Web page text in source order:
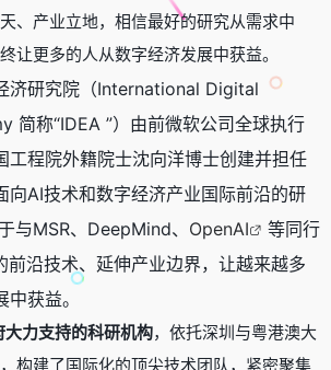
、产业立地，相信最好的研究从需求中
让更多的人从数字经济发展中获益。
济研究院（International Digital
简称“IDEA ”）由前微软公司全球执行
工程院外籍院士沈向洋博士创建并担任
向AI技术和数字经济产业国际前沿的研
与MSR、DeepMind、 OpenAI
等同行
前沿技术、延伸产业边界，让越来越多
获益。
力支持的科研机构，依托深圳与粤港澳大
构建了国际化的顶尖技术团队，紧密聚集